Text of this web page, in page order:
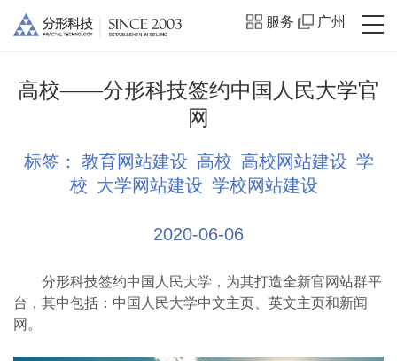
服务 广州
高校——分形科技签约中国人民大学官
网
标签： 教育网站建设 高校 高校网站建设 学
校 大学网站建设 学校网站建设
2020-06-06
分形科技签约中国人民大学，为其打造全新官网站群平
台，其中包括：中国人民大学中文主页、英文主页和新闻
网。